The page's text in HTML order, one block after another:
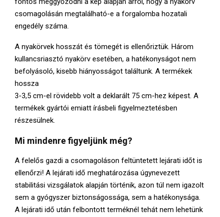
csomagolásán megtalálható-e a forgalomba hozatali
engedély száma.
A nyakörvek hosszát és tömegét is ellenőriztük. Három
kullancsriasztó nyakörv esetében, a hatékonyságot nem
befolyásoló, kisebb hiányosságot találtunk. A termékek
hossza
3-3,5 cm-el rövidebb volt a deklarált 75 cm-hez képest. A
termékek gyártói emiatt írásbeli figyelmeztetésben
részesülnek.
Mi mindenre figyeljünk még?
A felelős gazdi a csomagoláson feltüntetett lejárati időt is
ellenőrzi! A lejárati idő meghatározása úgynevezett
stabilitási vizsgálatok alapján történik, azon túl nem igazolt
sem a gyógyszer biztonságossága, sem a hatékonysága.
A lejárati idő után felbontott terméknél tehát nem lehetünk